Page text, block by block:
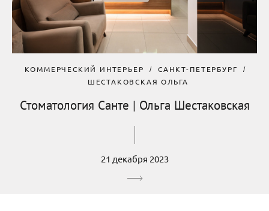
КОММЕРЧЕСКИЙ ИНТЕРЬЕР
САНКТ-ПЕТЕРБУРГ
ШЕСТАКОВСКАЯ ОЛЬГА
Стоматология Санте | Ольга Шестаковская
21 декабря 2023